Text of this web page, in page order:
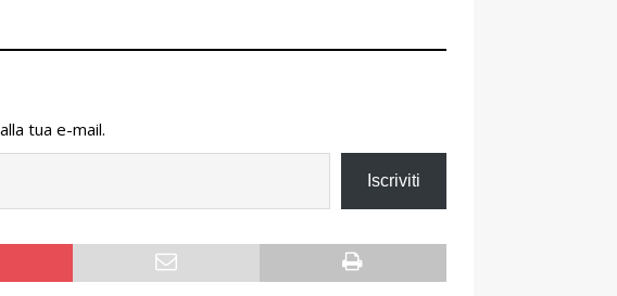
tua e-mail.
Iscriviti